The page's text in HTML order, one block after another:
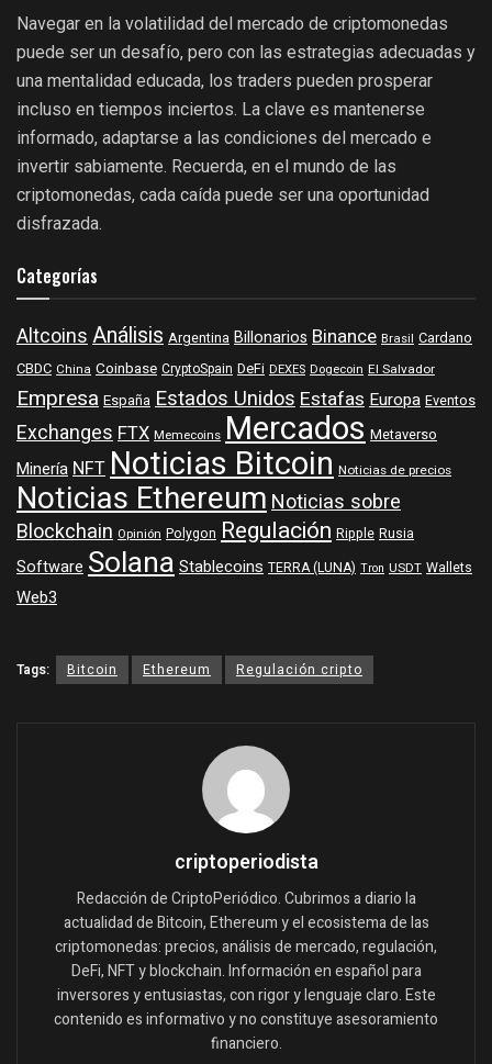
Navegar en la volatilidad del mercado de criptomonedas
puede ser un desafío, pero con las estrategias adecuadas y
una mentalidad educada, los traders pueden prosperar
incluso en tiempos inciertos. La clave es mantenerse
informado, adaptarse a las condiciones del mercado e
invertir sabiamente. Recuerda, en el mundo de las
criptomonedas, cada caída puede ser una oportunidad
disfrazada.
Categorías
Altcoins Análisis Argentina Billonarios Binance Brasil Cardano
CBDC China Coinbase CryptoSpain DeFi DEXES Dogecoin El Salvador
Empresa España Estados Unidos Estafas Europa Eventos
Exchanges FTX Memecoins Mercados Metaverso
Minería NFTNoticias Bitcoin Noticias de precios
Noticias EthereumNoticias sobre
Blockchain Opinión Polygon Regulación Ripple Rusia
Software Solana Stablecoins TERRA (LUNA) Tron USDT Wallets
Web3
Tags: Bitcoin Ethereum Regulación cripto
criptoperiodista
Redacción de CriptoPeriódico. Cubrimos a diario la
actualidad de Bitcoin, Ethereum y el ecosistema de las
criptomonedas: precios, análisis de mercado, regulación,
DeFi, NFT y blockchain. Información en español para
inversores y entusiastas, con rigor y lenguaje claro. Este
contenido es informativo y no constituye asesoramiento
financiero.